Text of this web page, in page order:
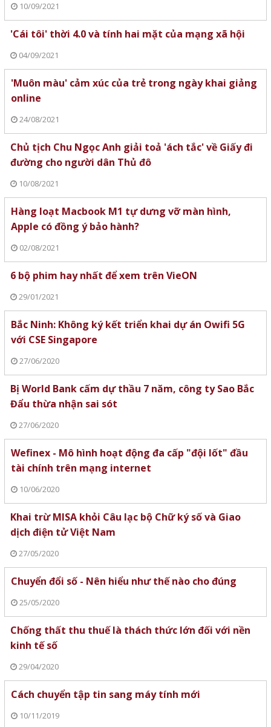
10/09/2021
'Cái tôi' thời 4.0 và tính hai mặt của mạng xã hội
04/09/2021
'Muôn màu' cảm xúc của trẻ trong ngày khai giảng
online
24/08/2021
Chủ tịch Chu Ngọc Anh giải toả 'ách tắc' về Giấy đi
đường cho người dân Thủ đô
10/08/2021
Hàng loạt Macbook M1 tự dưng vỡ màn hình,
Apple có đồng ý bảo hành?
02/08/2021
6 bộ phim hay nhất để xem trên VieON
29/01/2021
Bắc Ninh: Không ký kết triển khai dự án Owifi 5G
với CSE Singapore
27/06/2020
Bị World Bank cấm dự thầu 7 năm, công ty Sao Bắc
Đẩu thừa nhận sai sót
27/06/2020
Wefinex - Mô hình hoạt động đa cấp "đội lốt" đầu
tài chính trên mạng internet
10/06/2020
Khai trừ MISA khỏi Câu lạc bộ Chữ ký số và Giao
dịch điện tử Việt Nam
27/05/2020
Chuyển đổi số - Nên hiểu như thế nào cho đúng
25/05/2020
Chống thất thu thuế là thách thức lớn đối với nền
kinh tế số
29/04/2020
Cách chuyển tập tin sang máy tính mới
10/11/2019